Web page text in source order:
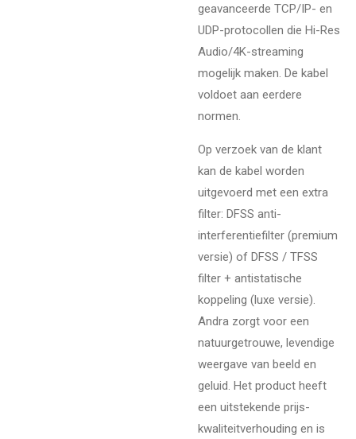
geavanceerde TCP/IP- en
UDP-protocollen die Hi-Res
Audio/4K-streaming
mogelijk maken. De kabel
voldoet aan eerdere
normen.
Op verzoek van de klant
kan de kabel worden
uitgevoerd met een extra
filter: DFSS anti-
interferentiefilter (premium
versie) of DFSS / TFSS
filter + antistatische
koppeling (luxe versie).
Andra zorgt voor een
natuurgetrouwe, levendige
weergave van beeld en
geluid. Het product heeft
een uitstekende prijs-
kwaliteitverhouding en is